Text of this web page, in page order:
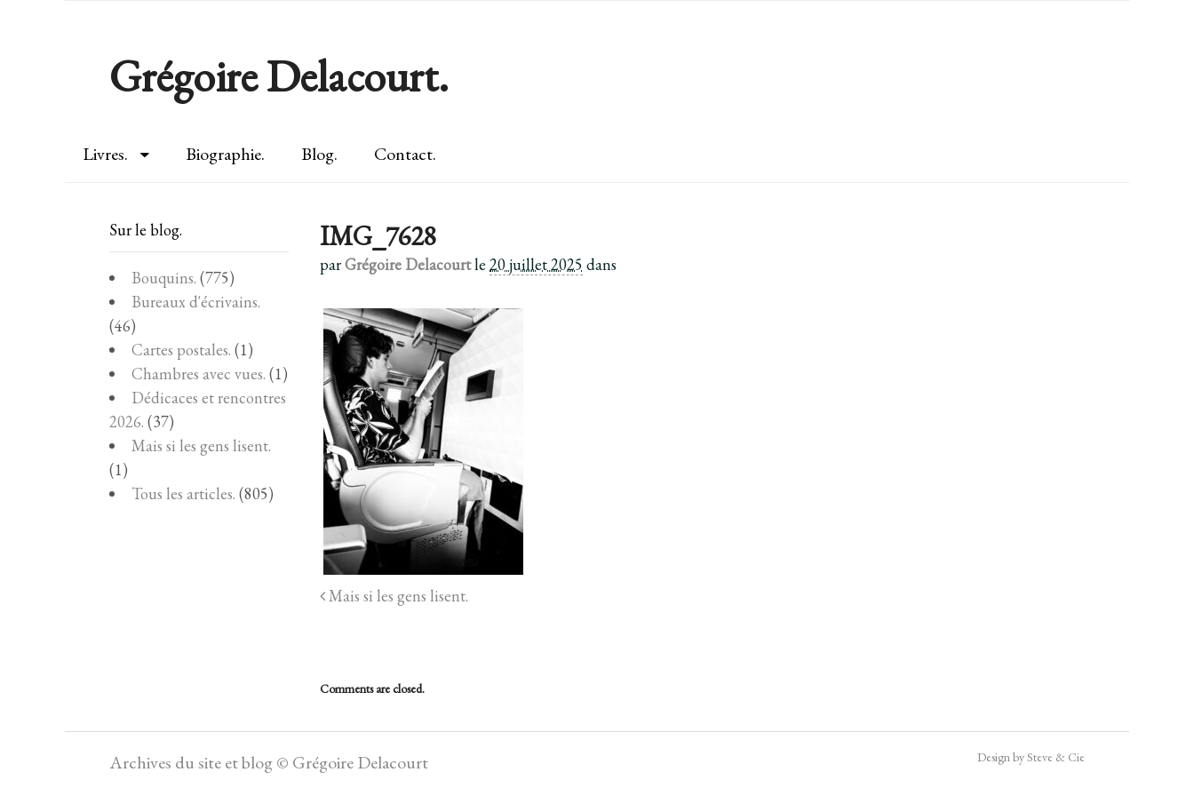
Grégoire Delacourt.
Livres. Biographie. Blog. Contact.
IMG_7628
parGrégoire Delacourtle 20 juillet 2025 dans
Mais si les gens lisent.
Comments are closed.
Sur le blog.
Bouquins. (775)
Bureaux d'écrivains.
(46)
Cartes postales. (1)
Chambres avec vues. (1)
Dédicaces et rencontres
2026. (37)
Mais si les gens lisent.
(1)
Tous les articles. (805)
Archives du site et blog © Grégoire Delacourt Design by Steve & Cie